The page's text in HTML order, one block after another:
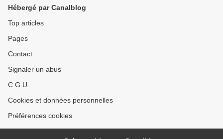
Hébergé par Canalblog
Top articles
Pages
Contact
Signaler un abus
C.G.U.
Cookies et données personnelles
Préférences cookies